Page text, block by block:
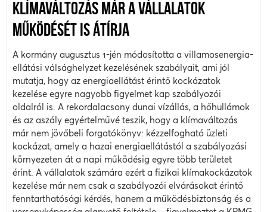
KLÍMAVÁLTOZÁS MÁR A VÁLLALATOK
MŰKÖDÉSÉT IS ÁTÍRJA
A kormány augusztus 1-jén módosította a villamosenergia-
ellátási válsághelyzet kezelésének szabályait, ami jól
mutatja, hogy az energiaellátást érintő kockázatok
kezelése egyre nagyobb figyelmet kap szabályozói
oldalról is. A rekordalacsony dunai vízállás, a hőhullámok
és az aszály egyértelművé teszik, hogy a klímaváltozás
már nem jövőbeli forgatókönyv: kézzelfogható üzleti
kockázat, amely a hazai energiaellátástól a szabályozási
környezeten át a napi működésig egyre több területet
érint. A vállalatok számára ezért a fizikai klímakockázatok
kezelése már nem csak a szabályozói elvárásokat érintő
fenntarthatósági kérdés, hanem a működésbiztonság és a